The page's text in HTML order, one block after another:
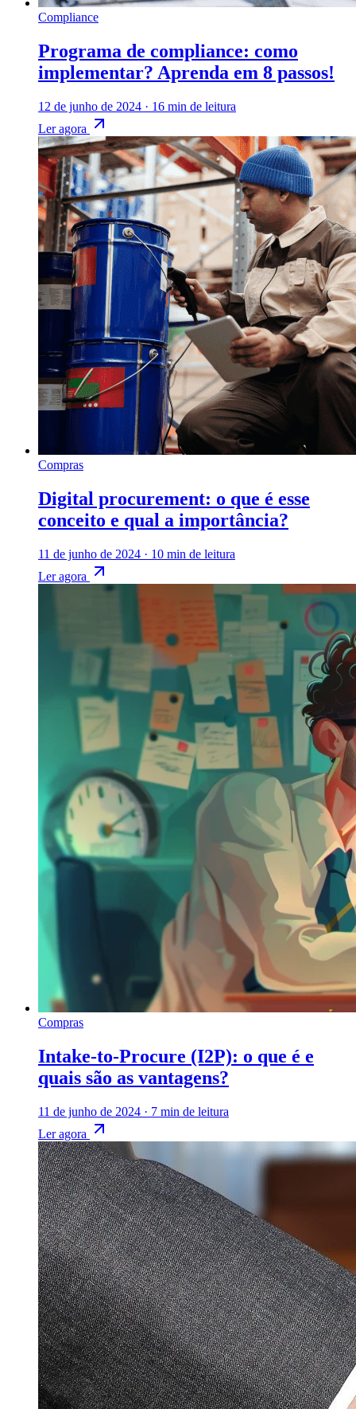
Compliance
Programa de compliance: como
implementar? Aprenda em 8 passos!
12 de junho de 2024 · 16 min de leitura
Ler agora
Compras
Digital procurement: o que é esse
conceito e qual a importância?
11 de junho de 2024 · 10 min de leitura
Ler agora
Compras
Intake-to-Procure (I2P): o que é e
quais são as vantagens?
11 de junho de 2024 · 7 min de leitura
Ler agora